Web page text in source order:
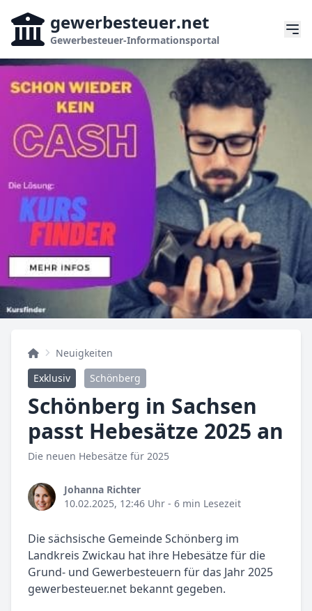
gewerbesteuer.net
Gewerbesteuer-Informationsportal
Neuigkeiten
Exklusiv
Schönberg
Schönberg in Sachsen
passt Hebesätze 2025 an
Die neuen Hebesätze für 2025
Johanna Richter
10.02.2025, 12:46 Uhr - 6 min Lesezeit
Die sächsische Gemeinde Schönberg im
Landkreis Zwickau hat ihre Hebesätze für die
Grund- und Gewerbesteuern für das Jahr 2025
gewerbesteuer.net bekannt gegeben.